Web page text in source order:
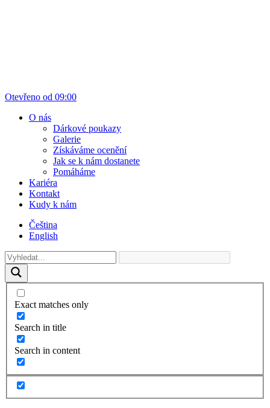
Otevřeno od 09:00
O nás
Dárkové poukazy
Galerie
Získáváme ocenění
Jak se k nám dostanete
Pomáháme
Kariéra
Kontakt
Kudy k nám
Čeština
English
Exact matches only
Search in title
Search in content